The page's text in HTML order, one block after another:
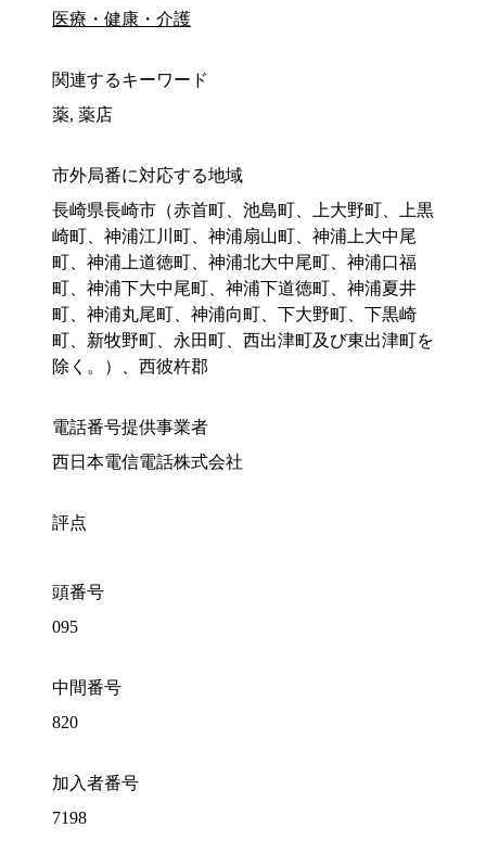
医療・健康・介護
関連するキーワード
薬, 薬店
市外局番に対応する地域
長崎県長崎市（赤首町、池島町、上大野町、上黒
崎町、神浦江川町、神浦扇山町、神浦上大中尾
町、神浦上道徳町、神浦北大中尾町、神浦口福
町、神浦下大中尾町、神浦下道徳町、神浦夏井
町、神浦丸尾町、神浦向町、下大野町、下黒崎
町、新牧野町、永田町、西出津町及び東出津町を
除く。）、西彼杵郡
電話番号提供事業者
西日本電信電話株式会社
評点
頭番号
095
中間番号
820
加入者番号
7198